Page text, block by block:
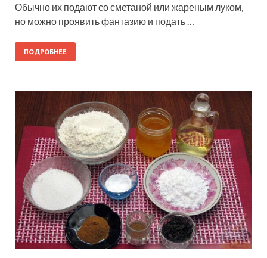
Обычно их подают со сметаной или жареным луком,
но можно проявить фантазию и подать …
ПОДРОБНЕЕ